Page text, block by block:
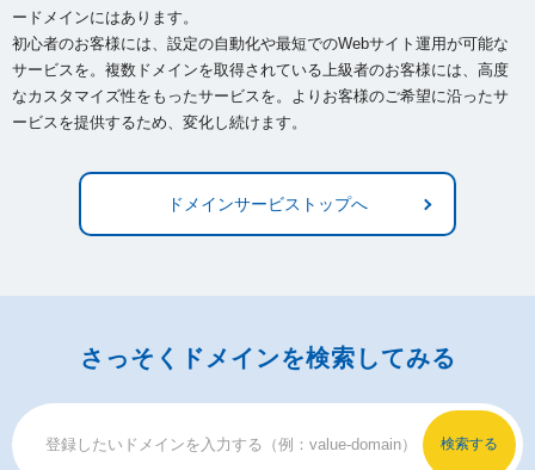
ードメインにはあります。
初心者のお客様には、設定の自動化や最短でのWebサイト運用が可能な
サービスを。複数ドメインを取得されている上級者のお客様には、 高度
なカスタマイズ性をもったサービスを。よりお客様のご希望に沿ったサ
ービスを提供するため、変化し続けます。
ドメインサービストップへ
さっそくドメインを検索してみる